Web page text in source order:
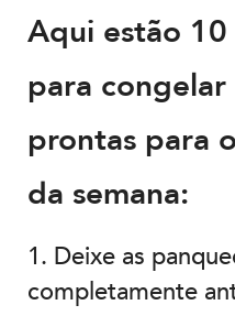
Aqui estão 10
para
prontas para
da semana:
1. Deixe as
completamente